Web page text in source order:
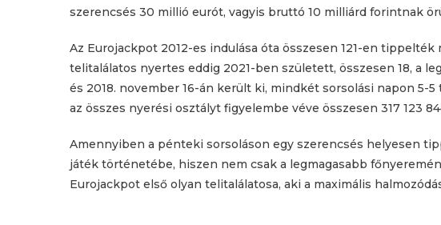
szerencsés 30 millió eurót, vagyis bruttó 10 milliárd forintnak
Az Eurojackpot 2012-es indulása óta összesen 121-en
telitalálatos nyertes eddig 2021-ben született, összesen 18, a
és 2018. november 16-án került ki, mindkét sorsolási napon 5-
az összes nyerési osztályt figyelembe véve összesen 317 123
Amennyiben a pénteki sorsoláson egy szerencsés helyesen
játék történetébe, hiszen nem csak a legmagasabb
Eurojackpot első olyan telitalálatosa, aki a maximális